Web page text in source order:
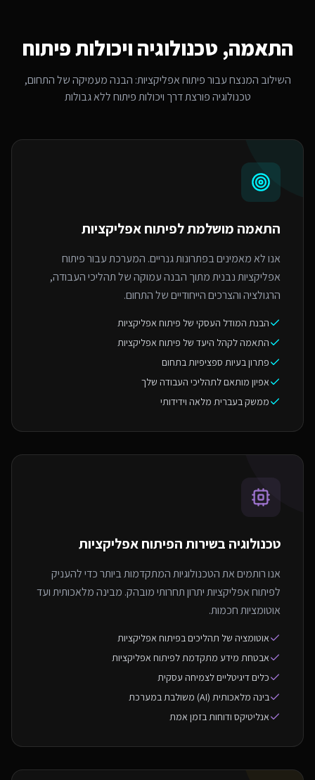
התאמה, טכנולוגיה ויכולות פיתוח
השילוב המנצח עבורפיתוח אפליקציות: הבנה מעמיקה של התחום,
טכנולוגיה פורצת דרך ויכולות פיתוח ללא גבולות
התאמה מושלמת לפיתוח אפליקציות
אנו לא מאמינים בפתרונות גנריים. המערכת עבור פיתוח
אפליקציות נבנית מתוך הבנה עמוקה של תהליכי העבודה,
הרגולציה והצרכים הייחודיים של התחום.
הבנת המודל העסקי של פיתוח אפליקציות
התאמה לקהל היעד של פיתוח אפליקציות
פתרון בעיות ספציפיות בתחום
אפיון מותאם לתהליכי העבודה שלך
ממשק בעברית מלאה וידידותי
טכנולוגיה בשירות הפיתוח אפליקציות
אנו רותמים את הטכנולוגיות המתקדמות ביותר כדי להעניק
לפיתוח אפליקציות יתרון תחרותי מובהק. מבינה מלאכותית ועד
אוטומציות חכמות.
אוטומציה של תהליכים בפיתוח אפליקציות
אבטחת מידע מתקדמת לפיתוח אפליקציות
כלים דיגיטליים לצמיחה עסקית
בינה מלאכותית (AI) משולבת במערכת
אנליטיקס ודוחות בזמן אמת